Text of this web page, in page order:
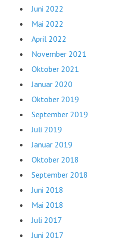
Juni 2022
Mai 2022
April 2022
November 2021
Oktober 2021
Januar 2020
Oktober 2019
September 2019
Juli 2019
Januar 2019
Oktober 2018
September 2018
Juni 2018
Mai 2018
Juli 2017
Juni 2017